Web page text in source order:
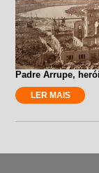
Padre Arrupe,
LER MAIS